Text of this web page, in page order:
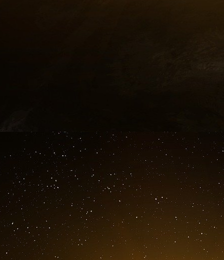
méritent et ce que notre mission exige. Elle
sombres, vous fait rire quand vous en avez
Le président Biden et moi-même avons
gestion, John Bass, d’assurer l’intérim du
jusqu’à ce que le remplacement de Toria soit
Nous sommes très reconnaissants à Toria
contribution durable à cette institution et au
State Gov